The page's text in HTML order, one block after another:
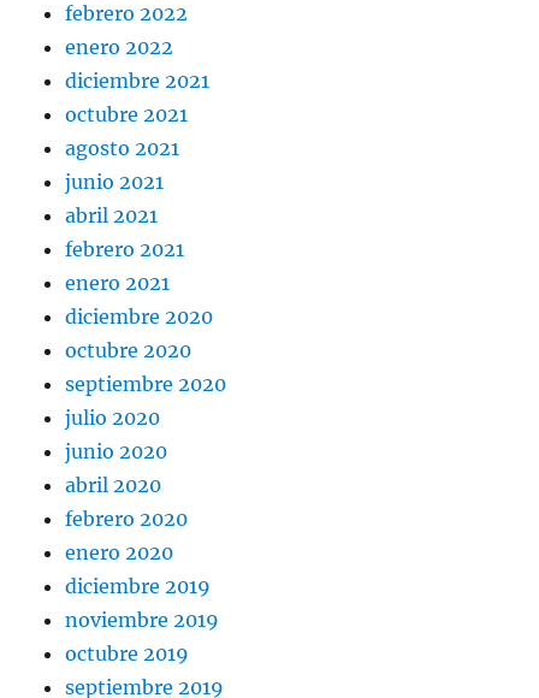
febrero 2022
enero 2022
diciembre 2021
octubre 2021
agosto 2021
junio 2021
abril 2021
febrero 2021
enero 2021
diciembre 2020
octubre 2020
septiembre 2020
julio 2020
junio 2020
abril 2020
febrero 2020
enero 2020
diciembre 2019
noviembre 2019
octubre 2019
septiembre 2019